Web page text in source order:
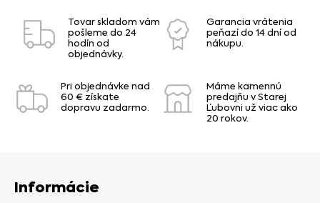
Tovar skladom vám
pošleme do 24
hodín od
objednávky.
Garancia vrátenia
peňazí do 14 dní od
nákupu.
Pri objednávke nad
60 € získate
dopravu zadarmo.
Máme kamennú
predajňu v Starej
Ľubovni už viac ako
20 rokov.
Informácie